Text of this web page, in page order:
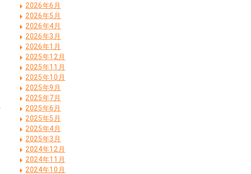
2026年6月
2026年5月
2026年4月
2026年3月
2026年1月
2025年12月
2025年11月
2025年10月
2025年9月
2025年7月
2025年6月
2025年5月
2025年4月
2025年3月
2024年12月
2024年11月
2024年10月